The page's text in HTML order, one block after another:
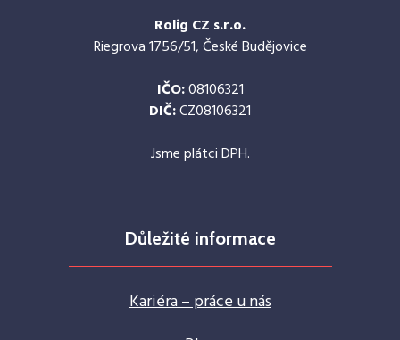
Rolig CZ s.r.o.
Riegrova 1756/51, České Budějovice
IČO:08106321
DIČ:CZ08106321
Jsme plátci DPH.
Důležité informace
Kariéra – práce u nás